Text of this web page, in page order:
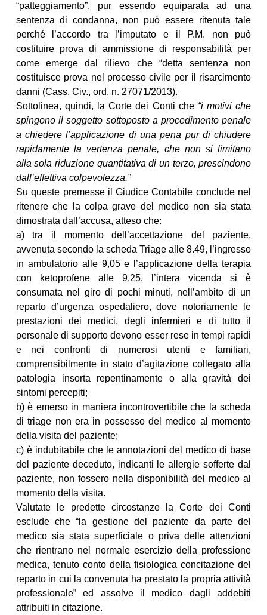
“patteggiamento”, pur essendo equiparata ad una
sentenza di condanna, non può essere ritenuta tale
perché l’accordo tra l’imputato e il P.M. non può
costituire prova di ammissione di responsabilità per
come emerge dal rilievo che “detta sentenza non
costituisce prova nel processo civile per il risarcimento
danni (Cass. Civ., ord. n. 27071/2013).
Sottolinea, quindi, la Corte dei Conti che “i motivi che
spingono il soggetto sottoposto a procedimento penale
a chiedere l’applicazione di una pena pur di chiudere
rapidamente la vertenza penale, che non si limitano
alla sola riduzione quantitativa di un terzo, prescindono
dall’effettiva colpevolezza.”
Su queste premesse il Giudice Contabile conclude nel
ritenere che la colpa grave del medico non sia stata
dimostrata dall’accusa, atteso che:
a) tra il momento dell’accettazione del paziente,
avvenuta secondo la scheda Triage alle 8.49, l’ingresso
in ambulatorio alle 9,05 e l’applicazione della terapia
con ketoprofene alle 9,25, l’intera vicenda si è
consumata nel giro di pochi minuti, nell’ambito di un
reparto d’urgenza ospedaliero, dove notoriamente le
prestazioni dei medici, degli infermieri e di tutto il
personale di supporto devono esser rese in tempi rapidi
e nei confronti di numerosi utenti e familiari,
comprensibilmente in stato d’agitazione collegato alla
patologia insorta repentinamente o alla gravità dei
sintomi percepiti;
b) è emerso in maniera incontrovertibile che la scheda
di triage non era in possesso del medico al momento
della visita del paziente;
c) è indubitabile che le annotazioni del medico di base
del paziente deceduto, indicanti le allergie sofferte dal
paziente, non fossero nella disponibilità del medico al
momento della visita.
Valutate le predette circostanze la Corte dei Conti
esclude che “la gestione del paziente da parte del
medico sia stata superficiale o priva delle attenzioni
che rientrano nel normale esercizio della professione
medica, tenuto conto della fisiologica concitazione del
reparto in cui la convenuta ha prestato la propria attività
professionale” ed assolve il medico dagli addebiti
attribuiti in citazione.